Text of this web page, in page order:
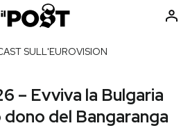
Auto
Moda
SULL'EUROVISION
– Evviva la Bulgaria
del Bangaranga